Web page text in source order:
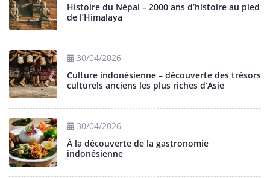
Histoire du Népal – 2000 ans d’histoire au pied
de l’Himalaya
30/04/2026
Culture indonésienne – découverte des trésors
culturels anciens les plus riches d’Asie
30/04/2026
À la découverte de la gastronomie
indonésienne